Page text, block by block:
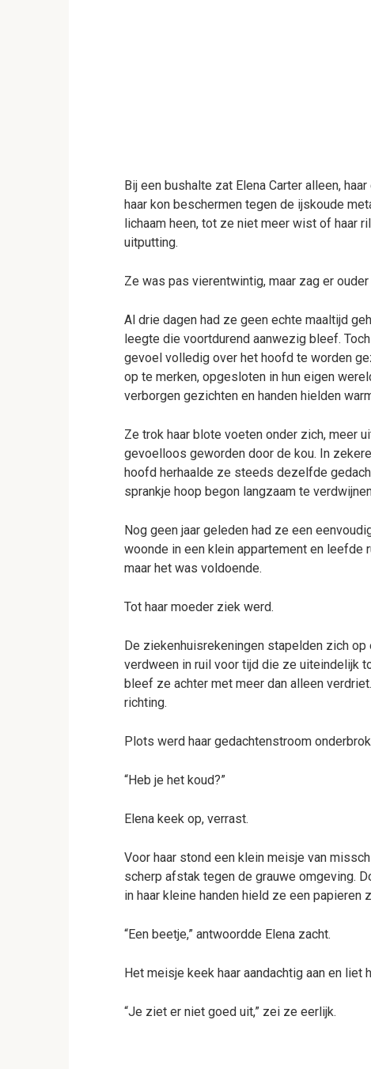
Bij een bushalte zat Elena Carter alleen,
haar kon beschermen tegen de ijskoude
lichaam heen, tot ze niet meer wist of haar
uitputting.
Ze was pas vierentwintig, maar zag er ouder
Al drie dagen had ze geen echte maaltijd
leegte die voortdurend aanwezig bleef.
gevoel volledig over het hoofd te worden
op te merken, opgesloten in hun eigen
verborgen gezichten en handen hielden
Ze trok haar blote voeten onder zich, meer
gevoelloos geworden door de kou. In
hoofd herhaalde ze steeds dezelfde
sprankje hoop begon langzaam te
Nog geen jaar geleden had ze een
woonde in een klein appartement en leefde
maar het was voldoende.
Tot haar moeder ziek werd.
De ziekenhuisrekeningen stapelden zich
verdween in ruil voor tijd die ze uiteindelijk
bleef ze achter met meer dan alleen
richting.
Plots werd haar gedachtenstroom
“Heb je het koud?”
Elena keek op, verrast.
Voor haar stond een klein meisje van
scherp afstak tegen de grauwe omgeving.
in haar kleine handen hield ze een papieren
“Een beetje,” antwoordde Elena zacht.
Het meisje keek haar aandachtig aan en liet
“Je ziet er niet goed uit,” zei ze eerlijk.